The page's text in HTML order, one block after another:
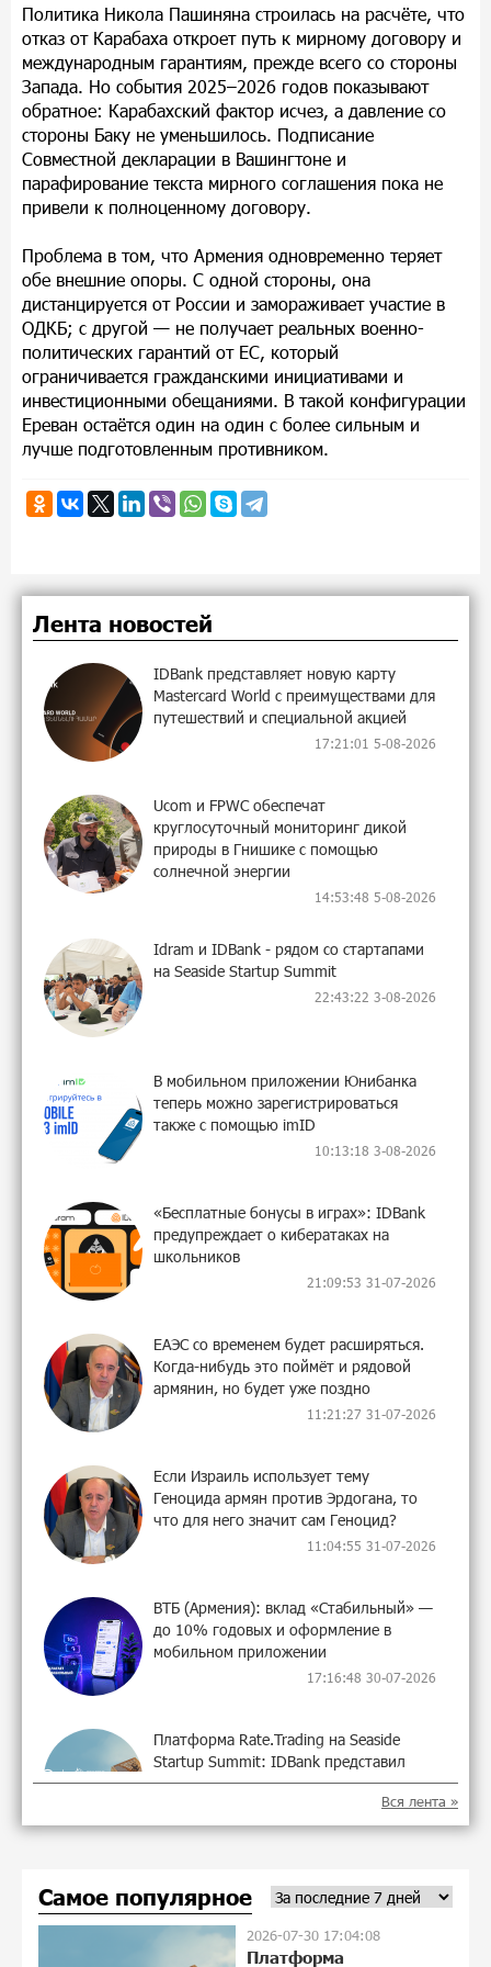
Политика Никола Пашиняна строилась на расчёте, что
отказ от Карабаха откроет путь к мирному договору и
международным гарантиям, прежде всего со стороны
Запада. Но события 2025–2026 годов показывают
обратное: Карабахский фактор исчез, а давление со
стороны Баку не уменьшилось. Подписание
Совместной декларации в Вашингтоне и
парафирование текста мирного соглашения пока не
привели к полноценному договору.
Проблема в том, что Армения одновременно теряет
обе внешние опоры. С одной стороны, она
дистанцируется от России и замораживает участие в
ОДКБ; с другой — не получает реальных военно-
политических гарантий от ЕС, который
ограничивается гражданскими инициативами и
инвестиционными обещаниями. В такой конфигурации
Ереван остаётся один на один с более сильным и
лучше подготовленным противником.
Лента новостей
IDBank представляет новую карту
Mastercard World с преимуществами для
путешествий и специальной акцией
17:21:01 5-08-2026
Ucom и FPWC обеспечат
круглосуточный мониторинг дикой
природы в Гнишике с помощью
солнечной энергии
14:53:48 5-08-2026
Idram и IDBank - рядом со стартапами
на Seaside Startup Summit
22:43:22 3-08-2026
В мобильном приложении Юнибанка
теперь можно зарегистрироваться
также с помощью imID
10:13:18 3-08-2026
«Бесплатные бонусы в играх»: IDBank
предупреждает о кибератаках на
школьников
21:09:53 31-07-2026
ЕАЭС со временем будет расширяться.
Когда-нибудь это поймёт и рядовой
армянин, но будет уже поздно
11:21:27 31-07-2026
Если Израиль использует тему
Геноцида армян против Эрдогана, то
что для него значит сам Геноцид?
11:04:55 31-07-2026
ВТБ (Армения): вклад «Стабильный» —
до 10% годовых и оформление в
мобильном приложении
17:16:48 30-07-2026
Платформа Rate.Trading на Seaside
Startup Summit: IDBank представил
инновационное решение
17:04:08 30-07-2026
Rooftop при поддержке IDBank
Вся лента »
Самое популярное
2026-07-30 17:04:08
Платформа